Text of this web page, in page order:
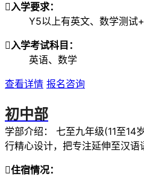
入学要求：
Y5以上有英文、数学测试
入学考试科目：
英语、数学
查看详情 报名咨询
初中部
学部介绍：
七至九年级(11至14
行精心设计，把专注延伸至汉语
住宿情况：